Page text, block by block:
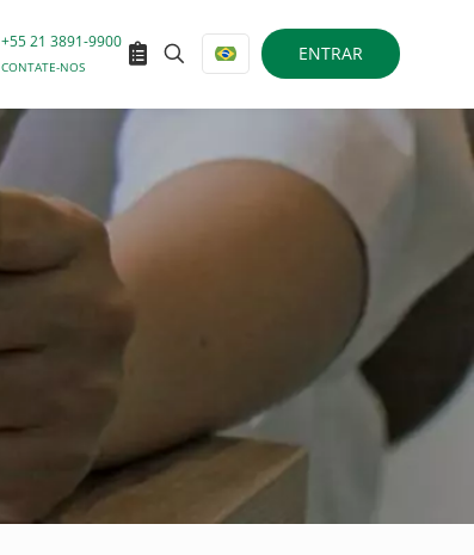
+55 21 3891-9900
CONTATE-NOS
ENTRAR